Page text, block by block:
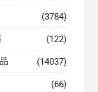
(3784)
(122)
(14037)
(66)